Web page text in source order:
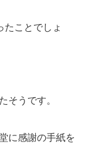
ことでしょ
そうです。
に感謝の手紙を